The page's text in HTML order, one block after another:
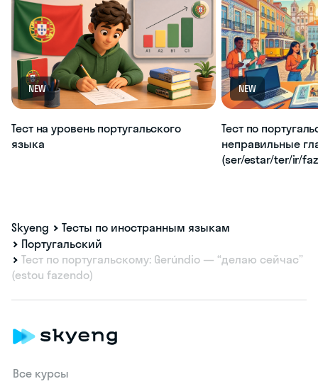
NEW
Тест на уровень португальского
языка
NEW
Тест по
неправильные
(ser/estar/ter/ir/
Skyeng
Тесты по иностранным языкам
Португальский
Тест по португальскому: Gerúndio — “делаю сейчас”
(estou fazendo)
Все курсы